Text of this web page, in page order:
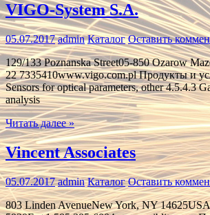
VIGO-System S.A.
05.07.2017 admin Каталог Оставить
129/133 Poznanska Street05-850 Ozarow
22 7335410www.vigo.com.pl Продукты и
Sensors for optical parameters, other 4.5.4.3
analysis
Читать далее »
Vincent Associates
05.07.2017 admin Каталог Оставить
803 Linden AvenueNew York, NY